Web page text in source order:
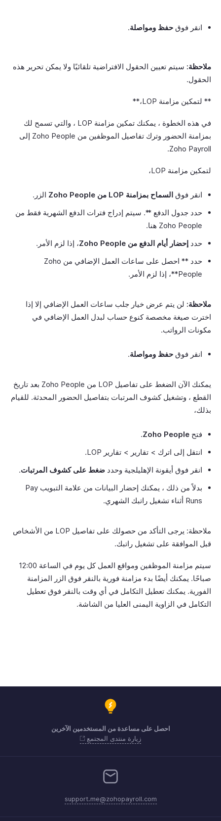
انقر فوق حفظ ومواصلة.
ملاحظة: سيتم تعيين الحقول الافتراضية تلقائيًا ولا يمكن تحرير هذه
الحقول.
** لتمكين مزامنة LOP،**
في هذه الخطوة ، يمكنك تمكين مزامنة LOP ، والتي تسمح لك
بمزامنة الحضور وترك تفاصيل الموظفين من Zoho People إلى
Zoho Payroll.
لتمكين مزامنة LOP،
انقر فوق السماح بمزامنة LOP من Zoho People
الزر.
حدد جدول الدفع **. سيتم إدراج فترات الدفع الشهرية فقط من
Zoho People هنا.
حدد إحضار أيام الدفع من Zoho People
، إذا لزم الأمر.
حدد ** احصل على ساعات العمل الإضافي من Zoho
People**، إذا لزم الأمر.
ملاحظة: لن يتم عرض خيار جلب ساعات العمل الإضافي إلا إذا
اخترت صيغة مخصصة كنوع حساب لبدل العمل الإضافي في
مكونات الرواتب.
انقر فوق حفظ ومواصلة.
يمكنك الآن الضغط على تفاصيل LOP من Zoho People بعد تاريخ
القطع ، وتشغيل كشوف المرتبات بتفاصيل الحضور المحدثة. للقيام
بذلك،
فتح Zoho People
.
انتقل إلى اترك > تقارير > تقارير LOP.
انقر فوق أيقونة الإهليلجية وحدد ضغط على كشوف المرتبات.
بدلاً من ذلك ، يمكنك إحضار البيانات من علامة التبويب Pay
Runs أثناء تشغيل راتبك الشهري.
ملاحظة: يرجى التأكد من حصولك على تفاصيل LOP من الأشخاص
قبل الموافقة على تشغيل راتبك.
سيتم مزامنة الموظفين ومواقع العمل كل يوم في الساعة 12:00
صباحًا. يمكنك أيضًا بدء مزامنة فورية بالنقر فوق الزر المزامنة
الفورية. يمكنك تعطيل التكامل في أي وقت بالنقر فوق تعطيل
التكامل في الزاوية اليمنى العليا من الشاشة.
احصل على مساعدة من المستخدمين الآخرين
زيارة منتدى المجتمع
support.me@zohopayroll.com